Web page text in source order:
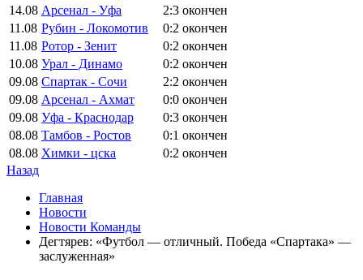
14.08 Арсенал - Уфа 2:3 окончен
11.08 Рубин - Локомотив 0:2 окончен
11.08 Ротор - Зенит 0:2 окончен
10.08 Урал - Динамо 0:2 окончен
09.08 Спартак - Сочи 2:2 окончен
09.08 Арсенал - Ахмат 0:0 окончен
09.08 Уфа - Краснодар 0:3 окончен
08.08 Тамбов - Ростов 0:1 окончен
08.08 Химки - цска 0:2 окончен
Назад
Главная
Новости
Новости Команды
Дегтярев: «Футбол — отличный. Победа «Спартака» —
заслуженная»